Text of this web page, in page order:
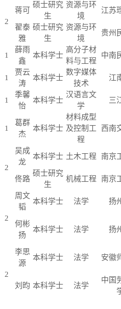
2
蒋可
硕士研究
生
资源与环
境
江苏
翟泰
雅
硕士研究
生
资源与环
境
贵州
1
薛雨
鑫
本科学士
高分子材
料与工程
中南
1
贾云
涛
本科学士
数字媒体
技术
江
1
季馨
怡
本科学士
汉语言文
学
三
1
葛群
杰
本科学士
材料成型
及控制工
程
西南
2
吴成
龙
本科学士 土木工程 南京
佟路
硕士研究
生
机械工程 南京
2
周文
韬
本科学士 法学 扬
何彬
扬
本科学士 法学 扬
2
李思
源
本科学士 法学 安徽
刘昀 本科学士 法学
中国